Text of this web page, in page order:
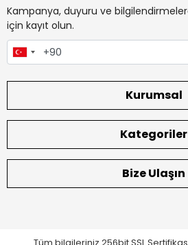
Kampanya, duyuru ve
için kayıt olun.
Kurumsal
Kategoriler
Bize Ulaşın